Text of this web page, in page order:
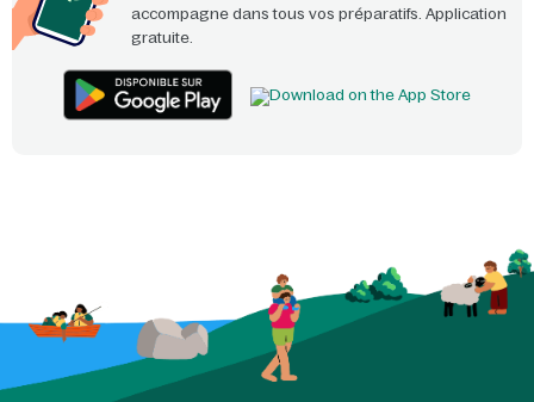
accompagne dans tous vos préparatifs. Application
gratuite.